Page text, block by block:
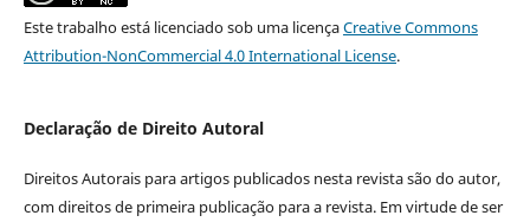
Este trabalho está licenciado sob uma licençaCreative Commons
Attribution-NonCommercial 4.0 International License.
Declaração de Direito Autoral
Direitos Autorais para artigos publicados nesta revista são do autor,
com direitos de primeira publicação para a revista. Em virtude de ser